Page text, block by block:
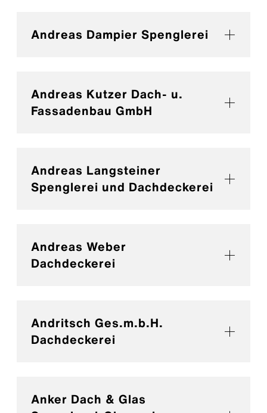
Andreas Dampier Spenglerei
Andreas Kutzer Dach- u.
Fassadenbau GmbH
Andreas Langsteiner
Spenglerei und Dachdeckerei
Andreas Weber
Dachdeckerei
Andritsch Ges.m.b.H.
Dachdeckerei
Anker Dach & Glas